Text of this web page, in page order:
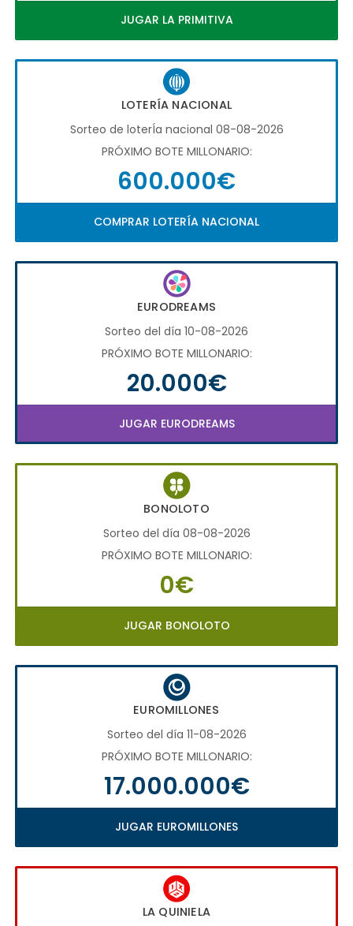
JUGAR LA PRIMITIVA
LOTERÍA NACIONAL
Sorteo de loterÍa nacional 08-08-2026
PRÓXIMO BOTE MILLONARIO:
600.000€
COMPRAR LOTERÍA NACIONAL
EURODREAMS
Sorteo del día 10-08-2026
PRÓXIMO BOTE MILLONARIO:
20.000€
JUGAR EURODREAMS
BONOLOTO
Sorteo del día 08-08-2026
PRÓXIMO BOTE MILLONARIO:
0€
JUGAR BONOLOTO
EUROMILLONES
Sorteo del día 11-08-2026
PRÓXIMO BOTE MILLONARIO:
17.000.000€
JUGAR EUROMILLONES
LA QUINIELA